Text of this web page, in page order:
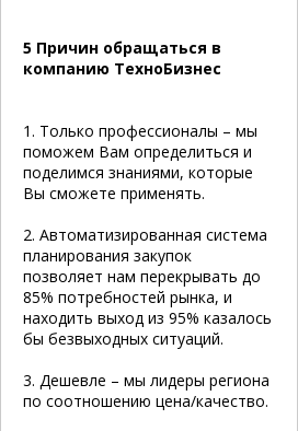
5 Причин обращаться в
компанию ТехноБизнес
1. Только профессионалы – мы
поможем Вам определиться и
поделимся знаниями, которые
Вы сможете применять.
2. Автоматизированная система
планирования закупок
позволяет нам перекрывать до
85% потребностей рынка, и
находить выход из 95% казалось
бы безвыходных ситуаций.
3. Дешевле – мы лидеры региона
по соотношению цена/качество.